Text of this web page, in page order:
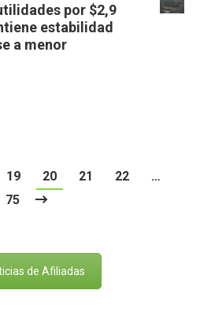
por $2,9
estabilidad
a menor
19 20 21 22
…
75
de Afiliadas